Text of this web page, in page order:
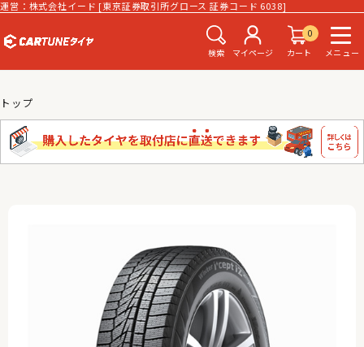
運営：株式会社イード [東京証券取引所グロース 証券コード 6038]
検索 マイページ
0
カート
メニュー
トップ